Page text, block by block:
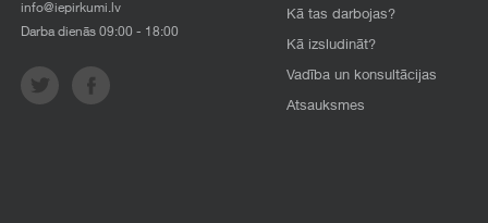
info@iepirkumi.lv
Darba dienās 09:00 - 18:00
Kā tas darbojas?
Kā izsludināt?
Vadība un konsultācijas
Atsauksmes